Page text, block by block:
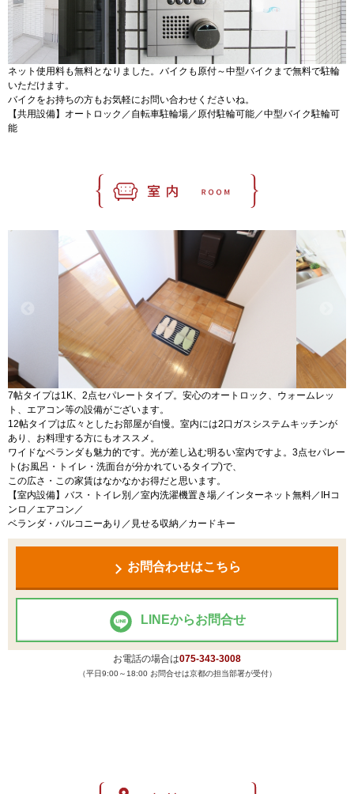
ネット使用料も無料となりました。バイクも原付～中型バイクまで無料で駐輪
いただけます。
バイクをお持ちの方もお気軽にお問い合わせくださいね。
【共用設備】オートロック／自転車駐輪場／原付駐輪可能／中型バイク駐輪可
能
7帖タイプは1K、2点セパレートタイプ。安心のオートロック、ウォームレッ
ト、エアコン等の設備がございます。
12帖タイプは広々としたお部屋が自慢。室内には2口ガスシステムキッチンが
あり、お料理する方にもオススメ。
ワイドなベランダも魅力的です。光が差し込む明るい室内ですよ。3点セパレー
ト(お風呂・トイレ・洗面台が分かれているタイプ)で、
この広さ・この家賃はなかなかお得だと思います。
【室内設備】バス・トイレ別／室内洗濯機置き場／インターネット無料／IHコ
ンロ／エアコン／
ベランダ・バルコニーあり／見せる収納／カードキー
お問合わせはこちら
LINEからお問合せ
お電話の場合は075-343-3008
（平日9:00～18:00 お問合せは京都の担当部署が受付）